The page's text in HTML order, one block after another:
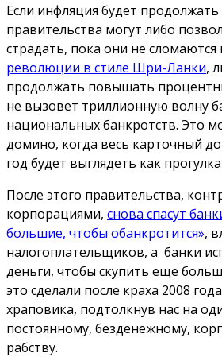
Если инфляция будет продолжать
правительства могут либо
страдать, пока они не сломаются
революции в стиле Шри-Ланки,
продолжать повышать
не вызовет триллионную волну
национальных банкротств. Это
домино, когда весь карточный
год будет выглядеть как
После этого правительства,
корпорациями, снова спасут
большие, чтобы обанкротится»,
налогоплательщиков, а банки
деньги, чтобы скупить еще
это сделали после краха 2008
храповика, подтолкнув нас на
постоянному, безденежному,
рабству.